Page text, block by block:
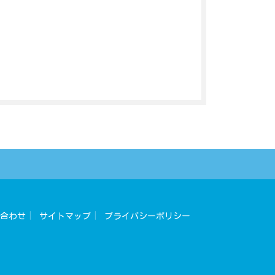
わせ サイトマップ プライバシーポリシー